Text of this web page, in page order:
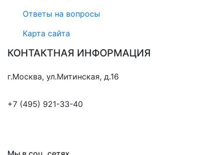
Ответы на вопросы
Карта сайта
КОНТАКТНАЯ ИНФОРМАЦИЯ
г.Москва, ул.Митинская, д.16
+7 (495) 921-33-40